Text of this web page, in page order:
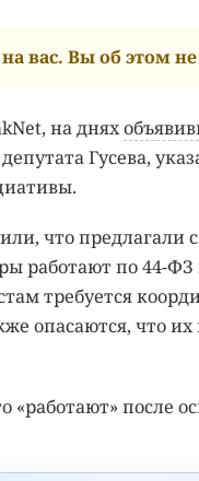
вас. Вы об этом не
на днях
Гусева,
что предлагали
работают по 44-
требуется
опасаются, что их
после